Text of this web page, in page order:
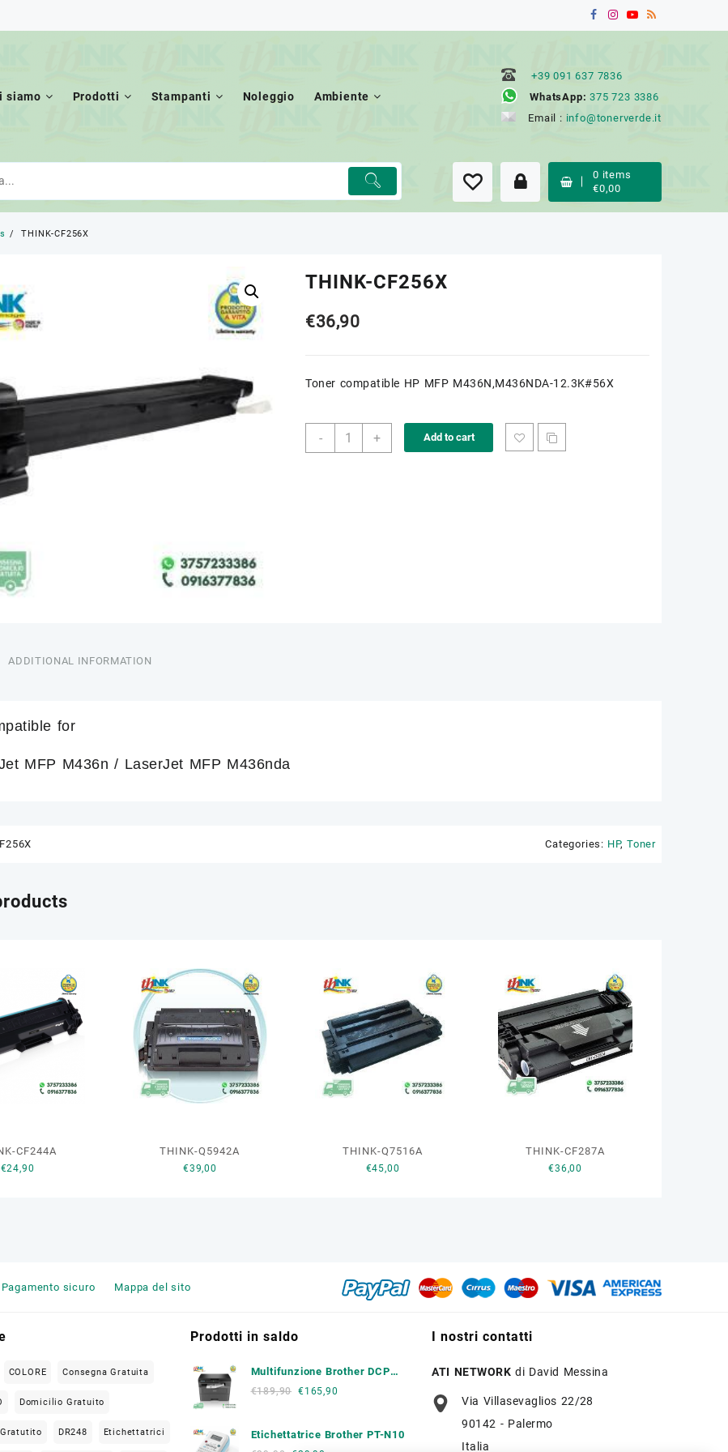
siamo Prodotti Stampanti Noleggio Ambiente
+39 091 637 7836
WhatsApp: 375 723 3386
Email : info@tonerverde.it
0 items
€0,00
THINK-CF256X
THINK-CF256X
€36,90
Toner compatible HP MFP M436N,M436NDA-12.3K#56X
-
THINK-
+ Add to cart
ADDITIONAL INFORMATION
for
MFP M436n / LaserJet MFP M436nda
Categories: HP, Toner
CF244A
€24,90
THINK-Q5942A
€39,00
THINK-Q7516A
€45,00
THINK-CF287A
€36,00
a
Reato se consegni toner e
cartucce vuote al negoziante!
15 Aprile 2019
Pagamento sicuro Mappa del sito
COLORE Consegna Gratuita
Domicilio Gratuito
DR248 Etichettatrici
Prodotti in saldo
Multifunzione Brother DCP
L2620 DW
€189,90 €165,90
Etichettatrice Brother PT-N10
I nostri contatti
ATI NETWORK di David Messina
Via Villasevaglios 22/28
90142 - Palermo
Italia